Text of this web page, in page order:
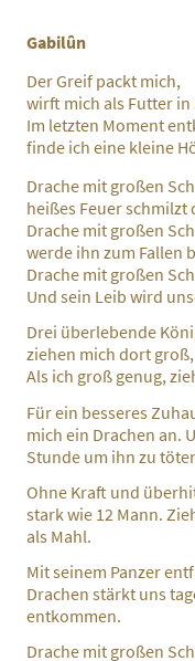
Gabilûn
Der Greif packt mich,
wirft mich als Futter in
Im letzten Moment
finde ich eine kleine
Drache mit großen
heißes Feuer schmilzt
Drache mit großen
werde ihn zum Fallen
Drache mit großen
Und sein Leib wird
Drei überlebende
ziehen mich dort
Als ich groß genug,
Für ein besseres
mich ein Drachen an.
Stunde um ihn zu
Ohne Kraft und
stark wie 12 Mann.
als Mahl.
Mit seinem Panzer
Drachen stärkt uns
entkommen.
Drache mit großen